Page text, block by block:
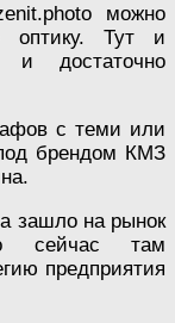
можно
оптику. Тут и
и достаточно
с теми или
брендом КМЗ
зашло на рынок
сейчас там
предприятия